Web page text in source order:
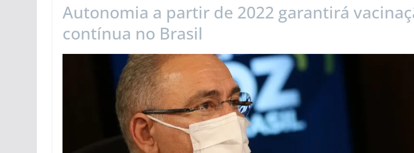
Autonomia a partir de 2022 garantirá
contínua no Brasil